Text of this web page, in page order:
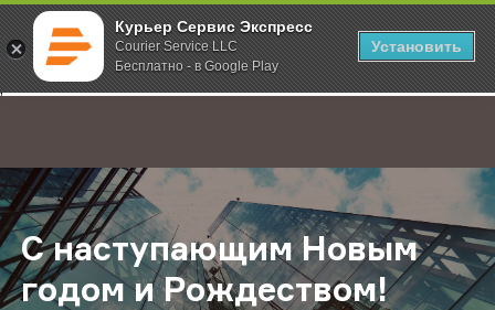
Курьер Сервис Экспресс
Courier Service LLC
Бесплатно - в Google Play
Установить
;
Главная О компании Новости С наступающим Новым годом и
С наступающим Новым
годом и Рождеством!